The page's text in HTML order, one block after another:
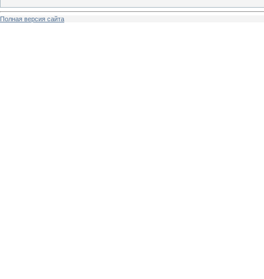
Полная версия сайта